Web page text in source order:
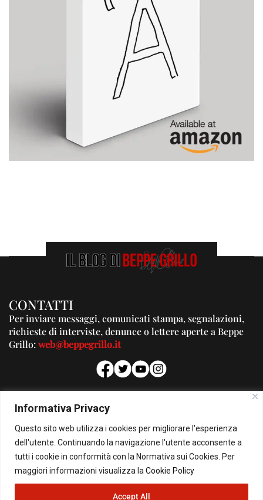
Informativa Privacy
Questo sito web utilizza i cookies per migliorare l'esperienza
dell'utente. Continuando la navigazione l'utente acconsente a
tutti i cookie in conformità con la Normativa sui Cookies. Per
maggiori informazioni visualizza la Cookie Policy
Accept All
CONTATTI
Per inviare messaggi, comunicati stampa, segnalazioni,
richieste di interviste, denunce o lettere aperte a Beppe
Grillo:web@beppegrillo.it
PUBBLICITA'
Per la tua pubblicità su questo Blog:
pubblicita@beppegrillo.it
© Copyright 2026 - Il Blog di Beppe Grillo. All Rights Reserved - Powered by